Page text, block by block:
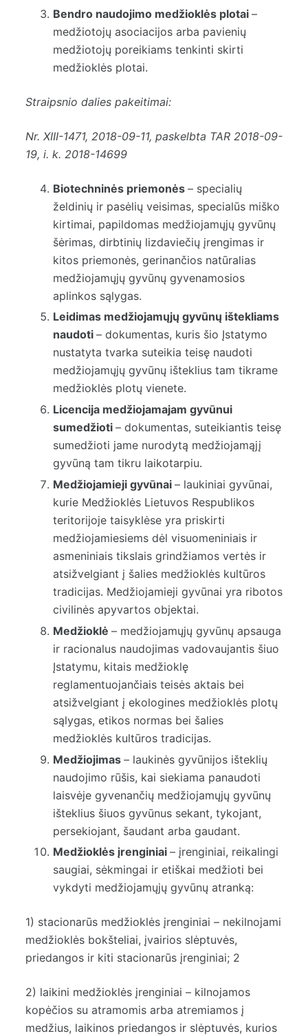
Bendro naudojimo medžioklės plotai –
medžiotojų asociacijos arba pavienių
medžiotojų poreikiams tenkinti skirti
medžioklės plotai.
Straipsnio dalies pakeitimai:
Nr. XIII-1471, 2018-09-11, paskelbta TAR 2018-09-
19, i. k. 2018-14699
Biotechninės priemonės – specialių
želdinių ir pasėlių veisimas, specialūs miško
kirtimai, papildomas medžiojamųjų gyvūnų
šėrimas, dirbtinių lizdaviečių įrengimas ir
kitos priemonės, gerinančios natūralias
medžiojamųjų gyvūnų gyvenamosios
aplinkos sąlygas.
Leidimas medžiojamųjų gyvūnų ištekliams
naudoti – dokumentas, kuris šio Įstatymo
nustatyta tvarka suteikia teisę naudoti
medžiojamųjų gyvūnų išteklius tam tikrame
medžioklės plotų vienete.
Licencija medžiojamajam gyvūnui
sumedžioti – dokumentas, suteikiantis teisę
sumedžioti jame nurodytą medžiojamąjį
gyvūną tam tikru laikotarpiu.
Medžiojamieji gyvūnai – laukiniai gyvūnai,
kurie Medžioklės Lietuvos Respublikos
teritorijoje taisyklėse yra priskirti
medžiojamiesiems dėl visuomeniniais ir
asmeniniais tikslais grindžiamos vertės ir
atsižvelgiant į šalies medžioklės kultūros
tradicijas. Medžiojamieji gyvūnai yra ribotos
civilinės apyvartos objektai.
Medžioklė – medžiojamųjų gyvūnų apsauga
ir racionalus naudojimas vadovaujantis šiuo
Įstatymu, kitais medžioklę
reglamentuojančiais teisės aktais bei
atsižvelgiant į ekologines medžioklės plotų
sąlygas, etikos normas bei šalies
medžioklės kultūros tradicijas.
Medžiojimas – laukinės gyvūnijos išteklių
naudojimo rūšis, kai siekiama panaudoti
laisvėje gyvenančių medžiojamųjų gyvūnų
išteklius šiuos gyvūnus sekant, tykojant,
persekiojant, šaudant arba gaudant.
Medžioklės įrenginiai – įrenginiai, reikalingi
saugiai, sėkmingai ir etiškai medžioti bei
vykdyti medžiojamųjų gyvūnų atranką:
1) stacionarūs medžioklės įrenginiai – nekilnojami
medžioklės bokšteliai, įvairios slėptuvės,
priedangos ir kiti stacionarūs įrenginiai; 2
2) laikini medžioklės įrenginiai – kilnojamos
kopėčios su atramomis arba atremiamos į
medžius, laikinos priedangos ir slėptuvės, kurios